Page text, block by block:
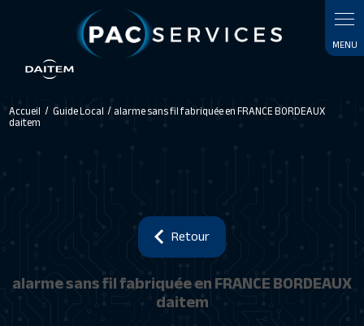
Accueil Guide Local alarme sans fil fabriquée en FRANCE BORDEAUX
daitem
Retour
alarme sans fil fabriquée en FRANCE BORDEAUX
daitem